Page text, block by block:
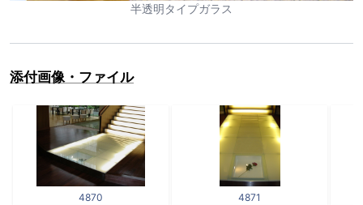
半透明タイプガラス
添付画像・ファイル
4870 4871